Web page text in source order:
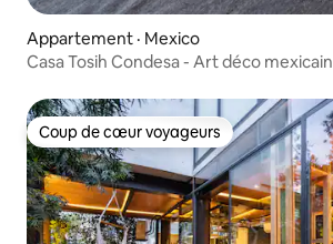
Appartement · Mexico
Casa Tosih Condesa - Art déco mexicain
Coup de cœur voyageurs
Coup de cœur voyageurs